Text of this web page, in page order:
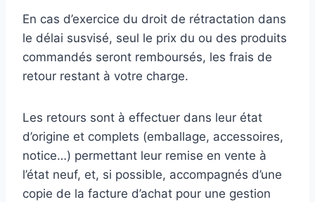
En cas d’exercice du droit de rétractation dans
le délai susvisé, seul le prix du ou des produits
commandés seront remboursés, les frais de
retour restant à votre charge.
Les retours sont à effectuer dans leur état
d’origine et complets (emballage, accessoires,
notice…) permettant leur remise en vente à
l’état neuf, et, si possible, accompagnés d’une
copie de la facture d’achat pour une gestion